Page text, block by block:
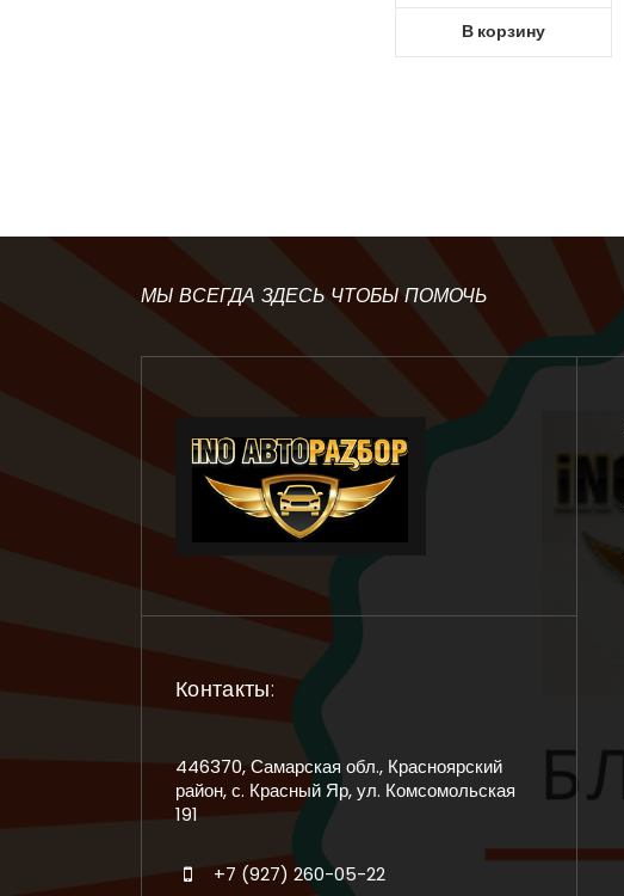
В корзину
МЫ ВСЕГДА ЗДЕСЬ ЧТОБЫ ПОМОЧЬ
Контакты:
446370, Самарская обл., Красноярский
район, с. Красный Яр, ул. Комсомольская
191
+7 (927) 260-05-22